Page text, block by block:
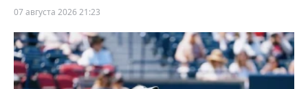
07 августа 2026 21:23